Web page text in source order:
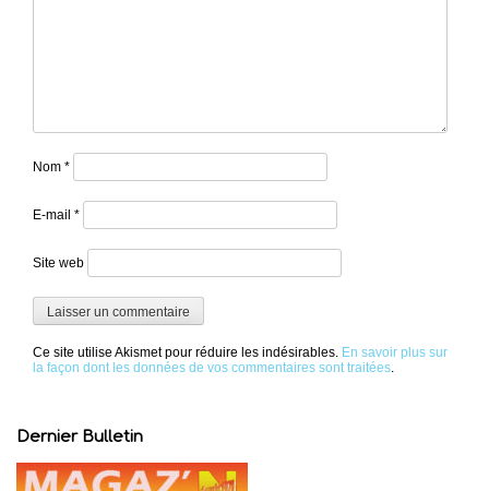
Nom *
E-mail *
Site web
Ce site utilise Akismet pour réduire les indésirables. En savoir plus sur
la façon dont les données de vos commentaires sont traitées.
Dernier Bulletin